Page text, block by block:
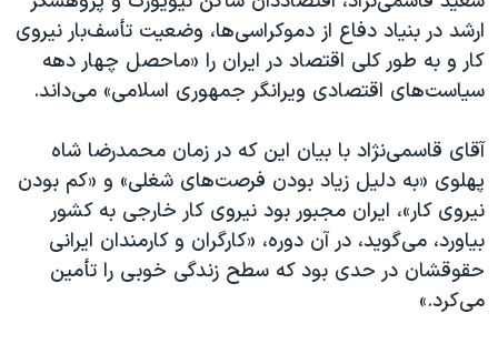
ارشد در بنیاد دفاع از دموکراسی‌ها، وضعیت تأسف‌بار نیروی
کار و به طور کلی اقتصاد در ایران را «ماحصل چهار دهه
سیاست‌های اقتصادی ویرانگر جمهوری اسلامی» می‌داند.
آقای قاسمی‌نژاد با بیان این که در زمان محمدرضا شاه
پهلوی «به دلیل زیاد بودن فرصت‌های شغلی» و «کم بودن
نیروی کار»، ایران مجبور بود نیروی کار خارجی به کشور
بیاورد، می‌گوید، در آن دوره، «کارگران و کارمندان ایرانی
حقوقشان در حدی بود که سطح زندگی خوبی را تأمین
می‌کرد.»